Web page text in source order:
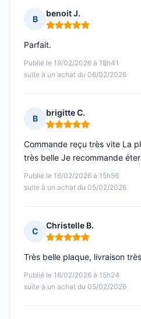
B
benoit J.
Note : 5 sur 5
Publié le 19/02/2026 à 18h41
suite à un achat du 06/02/2026
Parfait.
B
brigitte C.
Note : 5 sur 5
Publié le 16/02/2026 à 15h56
suite à un achat du 05/02/2026
Commande reçu très vite La
très belle Je recommande
C
Christelle B.
Note : 5 sur 5
Publié le 16/02/2026 à 15h24
suite à un achat du 05/02/2026
Très belle plaque, livraison